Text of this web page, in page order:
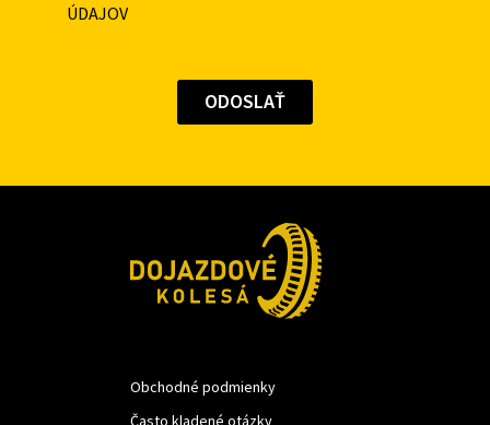
ÚDAJOV
Obchodné podmienky
Často kladené otázky